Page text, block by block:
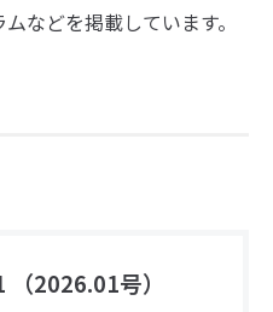
などを掲載しています。
2026.01号）